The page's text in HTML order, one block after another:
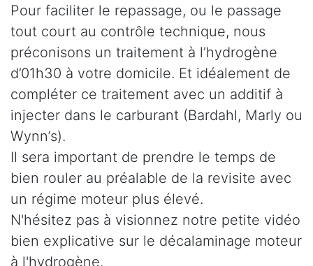
Pour faciliter le repassage, ou le passage
tout court au contrôle technique, nous
préconisons un traitement à l’hydrogène
d’01h30 à votre domicile. Et idéalement de
compléter ce traitement avec un additif à
injecter dans le carburant (Bardahl, Marly ou
Wynn’s).
Il sera important de prendre le temps de
bien rouler au préalable de la revisite avec
un régime moteur plus élevé.
N'hésitez pas à visionnez notre petite vidéo
bien explicative sur le décalaminage moteur
à l'hydrogène.